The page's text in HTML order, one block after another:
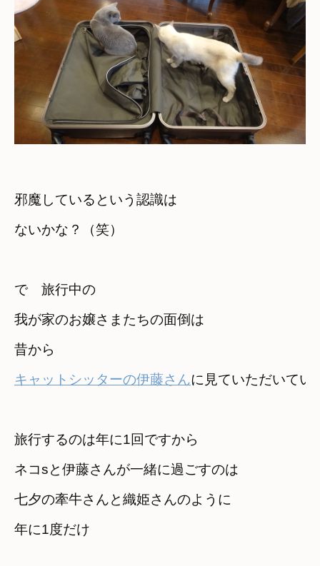
邪魔しているという認識は
ないかな？（笑）
で　旅行中の
我が家のお嬢さまたちの面倒は
キャットシッターの伊藤さんに見ていただいてい
旅行するのは年に1回ですから
ネコsと伊藤さんが一緒に過ごすのは
七夕の牽牛さんと織姫さんのように
年に1度だけ